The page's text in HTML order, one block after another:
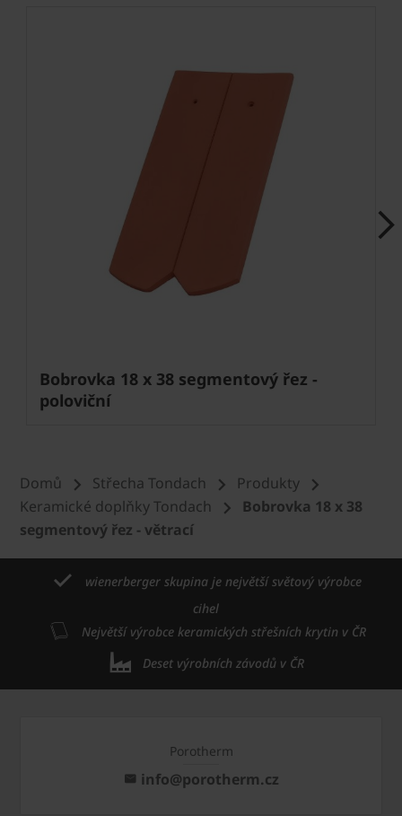
Bobrovka 18 x 38 segmentový řez -
poloviční
Domů Střecha Tondach
Produkty
Keramické doplňky Tondach
Bobrovka 18 x 38
segmentový řez - větrací
wienerberger skupina je největší světový výrobce
cihel
Největší výrobce keramických střešních krytin v ČR
Deset výrobních závodů v ČR
Porotherm
info@porotherm.cz